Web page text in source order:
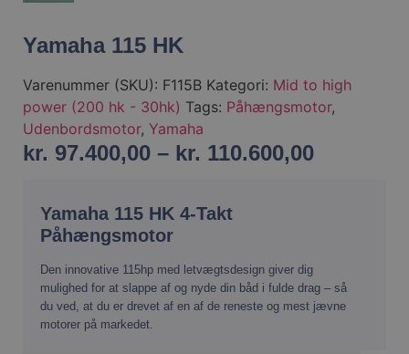
Yamaha 115 HK
Varenummer (SKU): F115B Kategori: Mid to high
power (200 hk - 30hk) Tags: Påhængsmotor,
Udenbordsmotor, Yamaha
kr. 97.400,00 – kr. 110.600,00
Yamaha 115 HK 4-Takt
Påhængsmotor
Den innovative 115hp med letvægtsdesign giver dig
mulighed for at slappe af og nyde din båd i fulde drag – så
du ved, at du er drevet af en af de reneste og mest jævne
motorer på markedet.